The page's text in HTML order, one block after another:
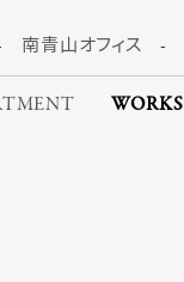
南青山オフィス
WORKS